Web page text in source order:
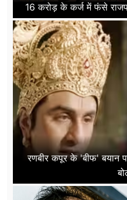
16 करोड़ के कर्ज में फंसे
रणबीर कपूर के 'बीफ' बयान